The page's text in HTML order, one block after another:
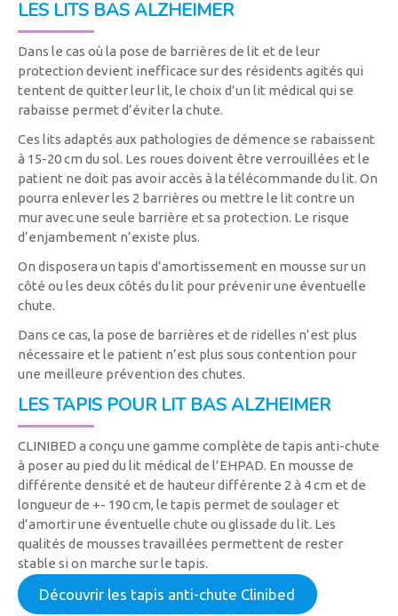
LES LITS BAS ALZHEIMER
Dans le cas où la pose de barrières de lit et de leur
protection devient inefficace sur des résidents agités qui
tentent de quitter leur lit, le choix d’un lit médical qui se
rabaisse permet d’éviter la chute.
Ces lits adaptés aux pathologies de démence se rabaissent
à 15-20 cm du sol. Les roues doivent être verrouillées et le
patient ne doit pas avoir accès à la télécommande du lit. On
pourra enlever les 2 barrières ou mettre le lit contre un
mur avec une seule barrière et sa protection. Le risque
d’enjambement n’existe plus.
On disposera un tapis d’amortissement en mousse sur un
côté ou les deux côtés du lit pour prévenir une éventuelle
chute.
Dans ce cas, la pose de barrières et de ridelles n’est plus
nécessaire et le patient n’est plus sous contention pour
une meilleure prévention des chutes.
LES TAPIS POUR LIT BAS ALZHEIMER
CLINIBED a conçu une gamme complète de tapis anti-chute
à poser au pied du lit médical de l’EHPAD. En mousse de
différente densité et de hauteur différente 2 à 4 cm et de
longueur de +- 190 cm, le tapis permet de soulager et
d’amortir une éventuelle chute ou glissade du lit. Les
qualités de mousses travaillées permettent de rester
stable si on marche sur le tapis.
Découvrir les tapis anti-chute Clinibed